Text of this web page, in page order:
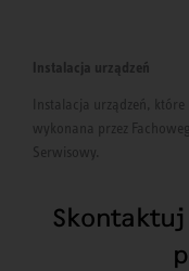
Instalacja urządzeń
Instalacja urządzeń,
wykonana przez
Serwisowy.